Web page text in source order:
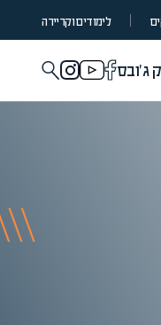
לימודים וקריירה
ג'ובס